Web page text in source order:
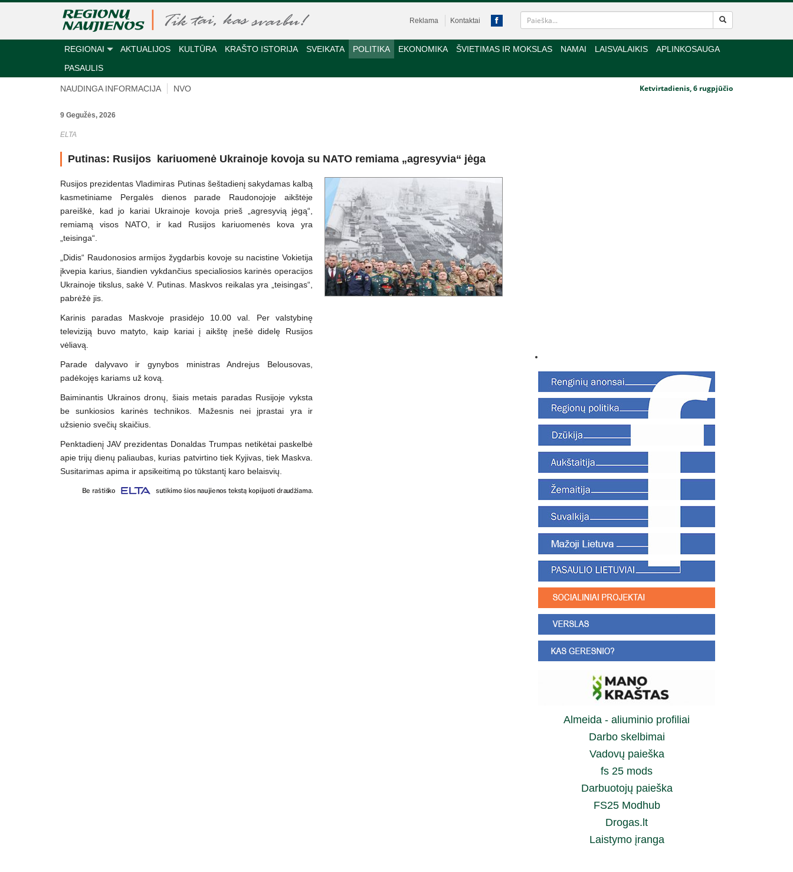
Reklama Kontaktai
REGIONAI AKTUALIJOS KULTŪRA KRAŠTO ISTORIJA SVEIKATA POLITIKA EKONOMIKA ŠVIETIMAS IR MOKSLAS NAMAI LAISVALAIKIS
APLINKOSAUGA
PASAULIS
Ketvirtadienis, 6 rugpjūčio
NAUDINGA INFORMACIJA NVO
9 Gegužės, 2026
ELTA
Putinas: Rusijos kariuomenė Ukrainoje kovoja su NATO remiama „agresyvia“ jėga
Rusijos prezidentas Vladimiras Putinas šeštadienį sakydamas kalbą
kasmetiniame Pergalės dienos parade Raudonojoje aikštėje
pareiškė, kad jo kariai Ukrainoje kovoja prieš „agresyvią jėgą“,
remiamą visos NATO, ir kad Rusijos kariuomenės kova yra
„teisinga“.
„Didis“ Raudonosios armijos žygdarbis kovoje su nacistine Vokietija
įkvepia karius, šiandien vykdančius specialiosios karinės operacijos
Ukrainoje tikslus, sakė V. Putinas. Maskvos reikalas yra „teisingas“,
pabrėžė jis.
Karinis paradas Maskvoje prasidėjo 10.00 val. Per valstybinę
televiziją buvo matyto, kaip kariai į aikštę įnešė didelę Rusijos
vėliavą.
Parade dalyvavo ir gynybos ministras Andrejus Belousovas,
padėkojęs kariams už kovą.
Baiminantis Ukrainos dronų, šiais metais paradas Rusijoje vyksta
be sunkiosios karinės technikos. Mažesnis nei įprastai yra ir
užsienio svečių skaičius.
Penktadienį JAV prezidentas Donaldas Trumpas netikėtai paskelbė
apie trijų dienų paliaubas, kurias patvirtino tiek Kyjivas, tiek Maskva.
Susitarimas apima ir apsikeitimą po tūkstantį karo belaisvių.
Almeida - aliuminio profiliai
Darbo skelbimai
Vadovų paieška
fs 25 mods
Darbuotojų paieška
FS25 Modhub
Drogas.lt
Laistymo įranga